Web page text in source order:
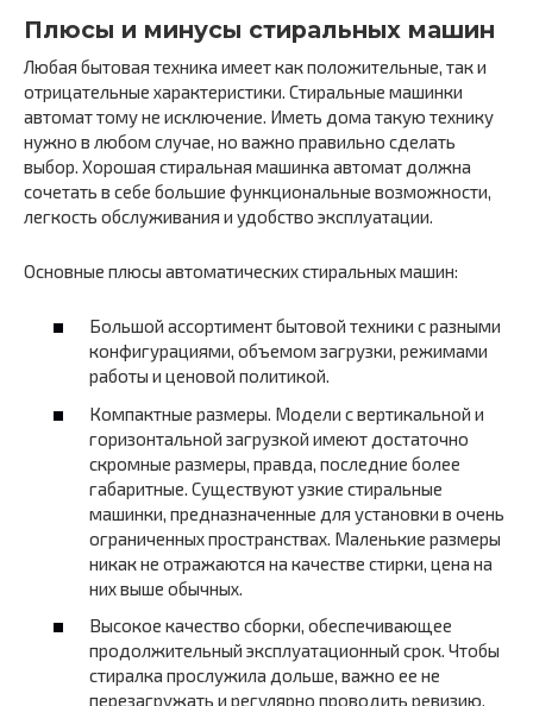
Плюсы и минусы стиральных машин
Любая бытовая техника имеет как положительные, так и
отрицательные характеристики. Стиральные машинки
автомат тому не исключение. Иметь дома такую технику
нужно в любом случае, но важно правильно сделать
выбор. Хорошая стиральная машинка автомат должна
сочетать в себе большие функциональные возможности,
легкость обслуживания и удобство эксплуатации.
Основные плюсы автоматических стиральных машин:
Большой ассортимент бытовой техники с разными
конфигурациями, объемом загрузки, режимами
работы и ценовой политикой.
Компактные размеры. Модели с вертикальной и
горизонтальной загрузкой имеют достаточно
скромные размеры, правда, последние более
габаритные. Существуют узкие стиральные
машинки, предназначенные для установки в очень
ограниченных пространствах. Маленькие размеры
никак не отражаются на качестве стирки, цена на
них выше обычных.
Высокое качество сборки, обеспечивающее
продолжительный эксплуатационный срок. Чтобы
стиралка прослужила дольше, важно ее не
перезагружать и регулярно проводить ревизию.